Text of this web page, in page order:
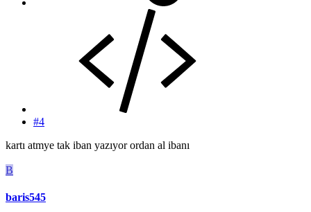
#4
kartı atmye tak iban yazıyor ordan al ibanı
B
baris545